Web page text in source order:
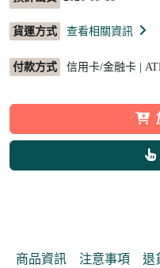
貨運方式 查看相關資訊
付款方式 信用卡/金融卡 |
商品資訊 注意事項 退